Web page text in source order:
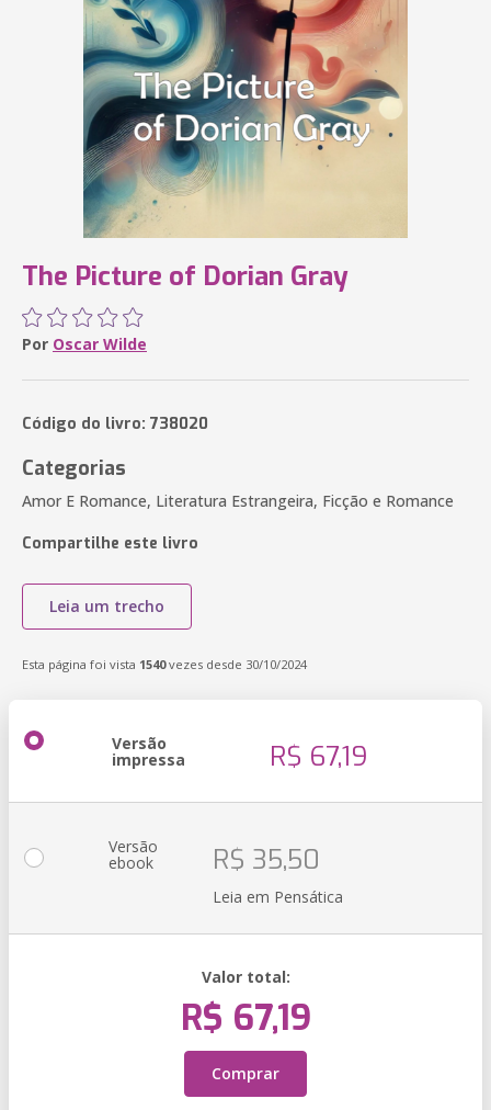
The Picture of Dorian Gray
Por Oscar Wilde
Código do livro: 738020
Categorias
Amor E Romance, Literatura Estrangeira, Ficção e Romance
Compartilhe este livro
Leia um trecho
Esta página foi vista 1540vezes desde 30/10/2024
Versão
impressa R$ 67,19
Versão
ebook R$ 35,50
Leia em Pensática
Valor total:
R$ 67,19
Comprar